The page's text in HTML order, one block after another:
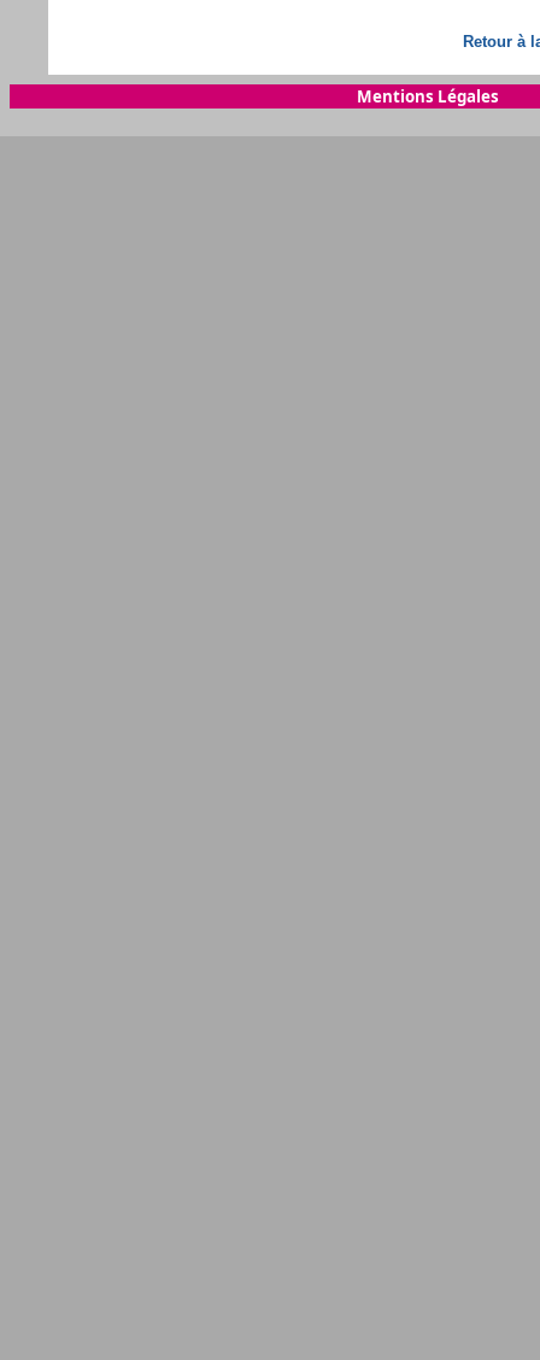
Retour à
Mentions Légales